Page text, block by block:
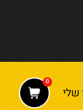
שלי
0